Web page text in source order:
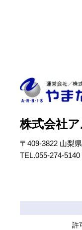
株式会社
〒409-3822 山梨
TEL.055-274-
許